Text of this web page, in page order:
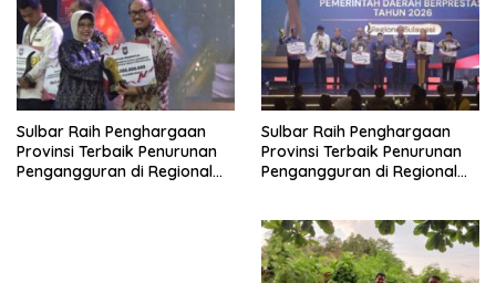
Sulbar Raih Penghargaan
Provinsi Terbaik Penurunan
Pengangguran di Regional
Sulbar Raih Penghargaan
Provinsi Terbaik Penurunan
Pengangguran di Regional